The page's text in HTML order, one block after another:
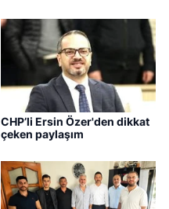
CHP’li Ersin Özer'den dikkat
çeken paylaşım